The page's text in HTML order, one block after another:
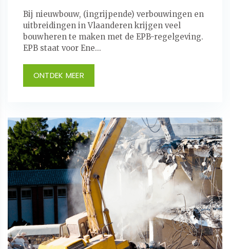
Bij nieuwbouw, (ingrijpende) verbouwingen en
uitbreidingen in Vlaanderen krijgen veel
bouwheren te maken met de EPB-regelgeving.
EPB staat voor Ene...
ONTDEK MEER